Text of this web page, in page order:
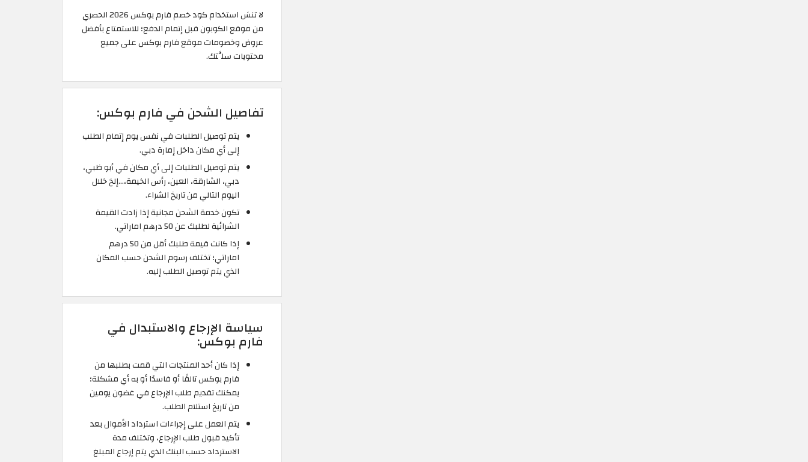
لا تنسَ استخدام كود خصم فارم بوكس 2026 الحصري
من موقع الكوبون قبل إتمام الدفع؛ للاستمتاع بأفضل
عروض وخصومات موقع فارم بوكس على جميع
محتويات سلَّتك.
تفاصيل الشحن في فارم بوكس:
يتم توصيل الطلبات في نفس يوم إتمام الطلب
إلى أي مكان داخل إمارة دبي.
يتم توصيل الطلبات إلى أي مكان في أبو ظبي،
دبي، الشارقة، العين، رأس الخيمة،…إلخ خلال
اليوم التالي من تاريخ الشراء.
تكون خدمة الشحن مجانية إذا زادت القيمة
الشرائية لطلبك عن 50 درهم اماراتي.
إذا كانت قيمة طلبك أقل من 50 درهم
اماراتي؛ تختلف رسوم الشحن حسب المكان
الذي يتم توصيل الطلب إليه.
سياسة الإرجاع والاستبدال في
فارم بوكس:
إذا كان أحد المنتجات التي قمت بطلبها من
فارم بوكس تالفًا أو فاسدًا أو به أي مشكلة؛
يمكنك تقديم طلب الإرجاع في غضون يومين
من تاريخ استلام الطلب.
يتم العمل على إجراءات استرداد الأموال بعد
تأكيد قبول طلب الإرجاع، وتختلف مدة
الاسترداد حسب البنك الذي يتم إرجاع المبلغ